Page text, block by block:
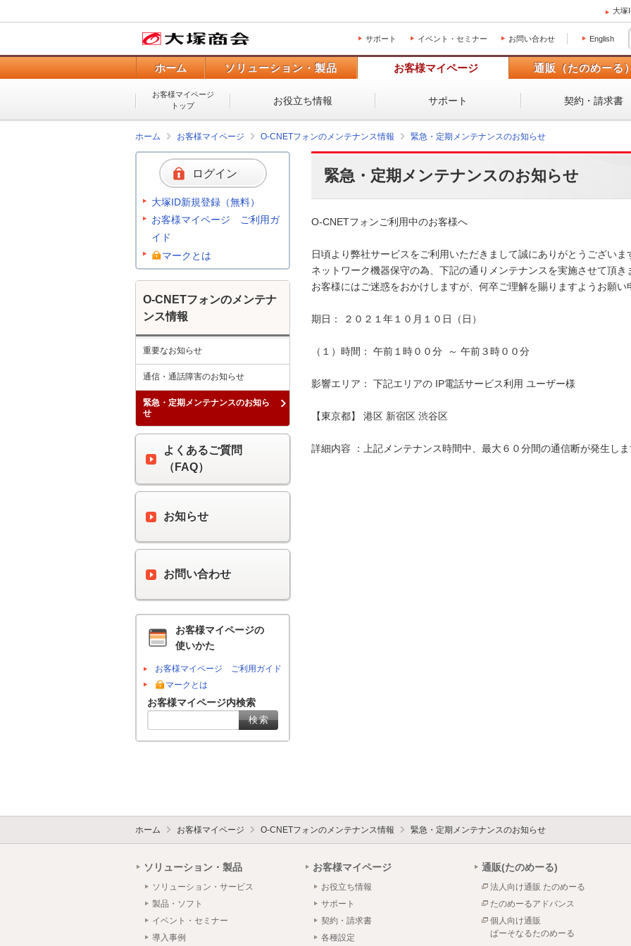
大塚
サポート イベント・セミナー お問い合わせ English
ホーム ソリューション・製品 お客様マイページ 通販（たのめーる
お客様マイページ
トップ
お役立ち情報 サポート 契約・請求書
ホーム お客様マイページ O-CNETフォンのメンテナンス情報 緊急・定期メンテナンスのお知らせ
緊急・定期メンテナンスのお知らせ
O-CNETフォンご利用中のお客様へ
日頃より弊社サービスをご利用いただきまして誠にありがとうございま
ネットワーク機器保守の為、下記の通りメンテナンスを実施させて頂き
お客様にはご迷惑をおかけしますが、何卒ご理解を賜りますようお願い
期日： ２０２１年１０月１０日（日）
（１）時間： 午前１時００分  ～ 午前３時００分
影響エリア： 下記エリアの IP電話サービス利用 ユーザー様
【東京都】 港区 新宿区 渋谷区
詳細内容 ：上記メンテナンス時間中、最大６０分間の通信断が発生し
ログイン
大塚ID新規登録（無料）
お客様マイページ ご利用ガ
イド
マークとは
O-CNETフォンのメンテナ
ンス情報
重要なお知らせ
通信・通話障害のお知らせ
緊急・定期メンテナンスのお知ら
せ
よくあるご質問
（FAQ）
お知らせ
お問い合わせ
お客様マイページの
使いかた
お客様マイページ ご利用ガイド
マークとは
お客様マイページ内検索
ホーム お客様マイページ O-CNETフォンのメンテナンス情報 緊急・定期メンテナンスのお知らせ
ソリューション・製品
ソリューション・サービス
製品・ソフト
イベント・セミナー
導入事例
お客様マイページ
お役立ち情報
サポート
契約・請求書
各種設定
通販(たのめーる)
法人向け通販 たのめーる
たのめーるアドバンス
個人向け通販
ぱーそなるたのめーる